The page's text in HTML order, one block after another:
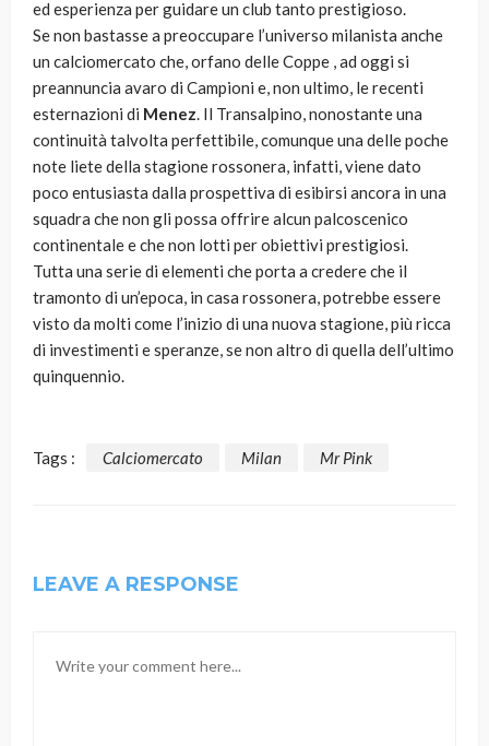
ed esperienza per guidare un club tanto prestigioso.
Se non bastasse a preoccupare l’universo milanista anche
un calciomercato che, orfano delle Coppe , ad oggi si
preannuncia avaro di Campioni e, non ultimo, le recenti
esternazioni di Menez. Il Transalpino, nonostante una
continuità talvolta perfettibile, comunque una delle poche
note liete della stagione rossonera, infatti, viene dato
poco entusiasta dalla prospettiva di esibirsi ancora in una
squadra che non gli possa offrire alcun palcoscenico
continentale e che non lotti per obiettivi prestigiosi.
Tutta una serie di elementi che porta a credere che il
tramonto di un’epoca, in casa rossonera, potrebbe essere
visto da molti come l’inizio di una nuova stagione, più ricca
di investimenti e speranze, se non altro di quella dell’ultimo
quinquennio.
Tags : Calciomercato Milan Mr Pink
LEAVE A RESPONSE